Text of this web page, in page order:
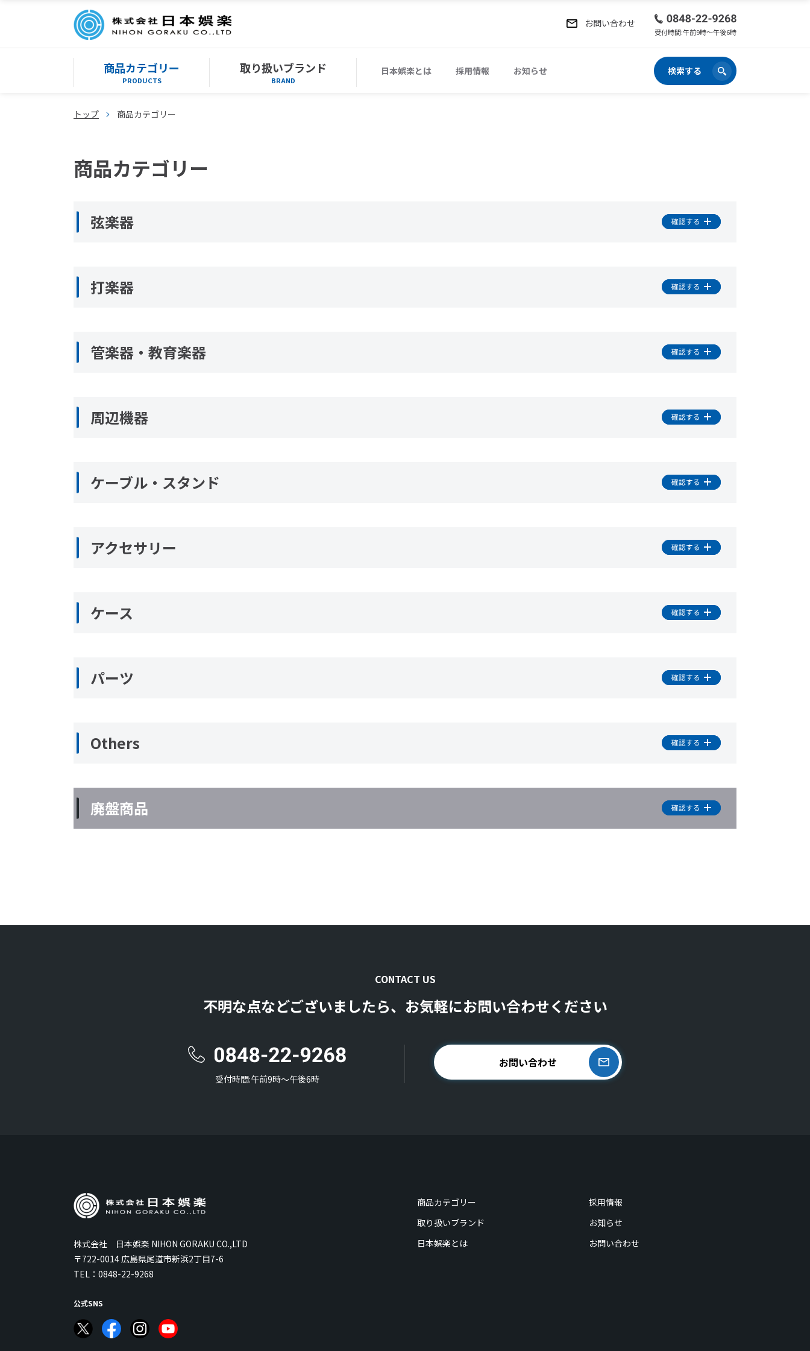
お問い合わせ
受付時間:午前9時〜午後6時
商品カテゴリー
PRODUCTS
取り扱いブランド
BRAND
日本娯楽とは 採用情報 お知らせ 検索する
トップ 商品カテゴリー
商品カテゴリー
弦楽器
打楽器
管楽器・教育楽器
周辺機器
ケーブル・スタンド
アクセサリー
ケース
パーツ
Others
廃盤商品
CONTACT US
不明な点などございましたら、お気軽にお問い合わせください
受付時間:午前9時〜午後6時
お問い合わせ
株式会社 日本娯楽 NIHON GORAKU CO.,LTD
〒722-0014 広島県尾道市新浜2丁目7-6
TEL： 0848-22-9268
公式SNS
商品カテゴリー
採用情報
取り扱いブランド
お知らせ
日本娯楽とは
お問い合わせ